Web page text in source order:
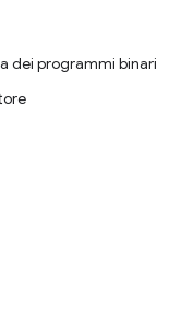
dei programmi binari